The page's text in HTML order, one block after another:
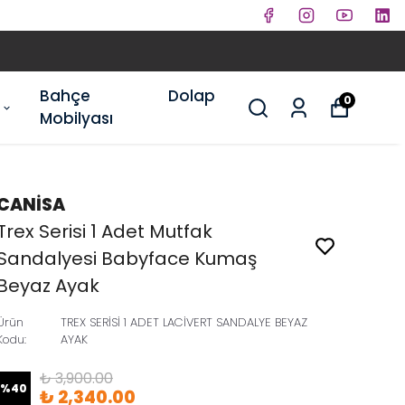
Bahçe
Mobilyası
Dolap 0
Serisi 1 Adet Mutfak
Babyface Kumaş
Ayak
:
TREX SERİSİ 1 ADET LACİVERT SANDALYE BEYAZ
AYAK
%40 ₺ 3,900.00
₺ 2,340.00